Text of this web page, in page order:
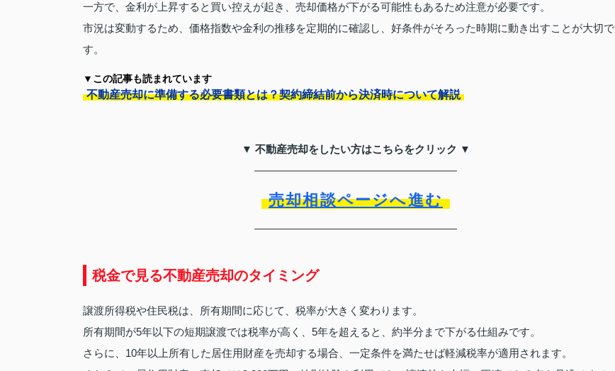
一方で、金利が上昇すると買い控えが起き、売却価格が下がる可能性もあるため注意が必要です。
市況は変動するため、価格指数や金利の推移を定期的に確認し、好条件がそろった時期に動き出すことが大切で
す。
▼この記事も読まれています
不動産売却に準備する必要書類とは？契約締結前から決済時について解説
▼ 不動産売却をしたい方はこちらをクリック ▼
売却相談ページへ進む
税金で見る不動産売却のタイミング
譲渡所得税や住民税は、所有期間に応じて、税率が大きく変わります。
所有期間が5年以下の短期譲渡では税率が高く、5年を超えると、約半分まで下がる仕組みです。
さらに、10年以上所有した居住用財産を売却する場合、一定条件を満たせば軽減税率が適用されます。